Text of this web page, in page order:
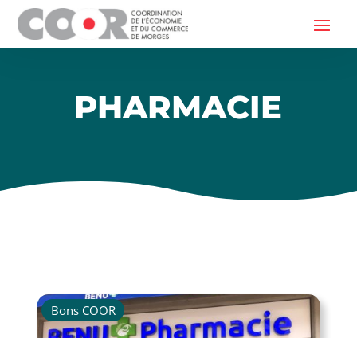
PHARMACIE
Bons COOR